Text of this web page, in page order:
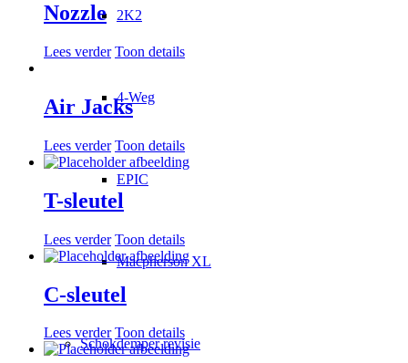
2K2
4-Weg
EPIC
Macpherson XL
Schokdemper revisie
Nozzle
Lees verder Toon details
Air Jacks
Lees verder Toon details
T-sleutel
Lees verder Toon details
C-sleutel
Lees verder Toon details